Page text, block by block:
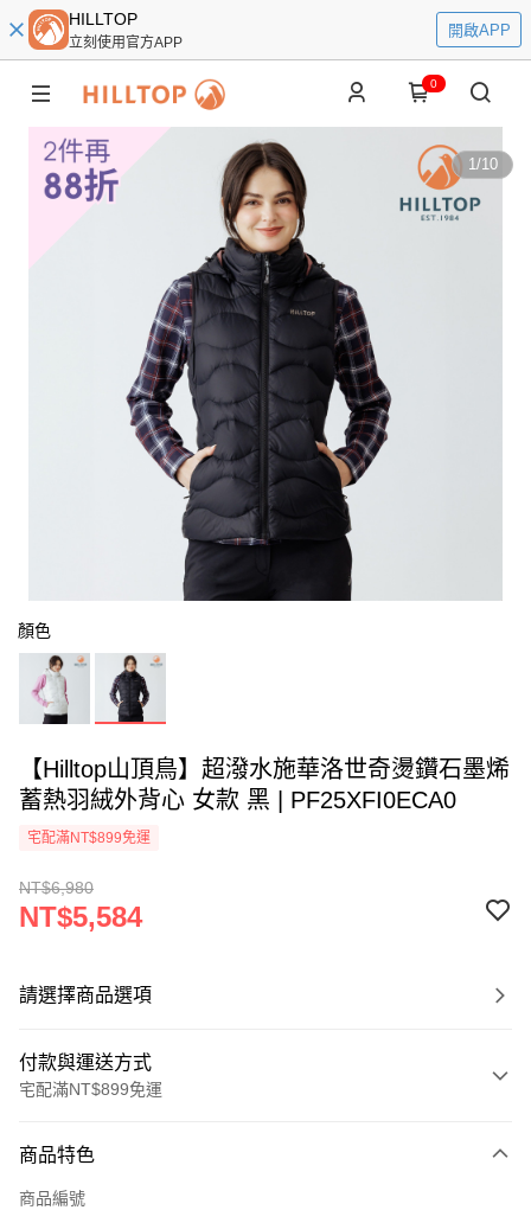
HILLTOP
立刻使用官方APP
開啟APP
0
1/10
顏色
【Hilltop山頂鳥】超潑水施華洛世奇燙鑽石墨烯
蓄熱羽絨外背心 女款 黑 | PF25XFI0ECA0
宅配滿NT$899免運
NT$6,980
NT$5,584
請選擇商品選項
付款與運送方式
宅配滿NT$899免運
信用卡一次付款
商品特色
商品編號